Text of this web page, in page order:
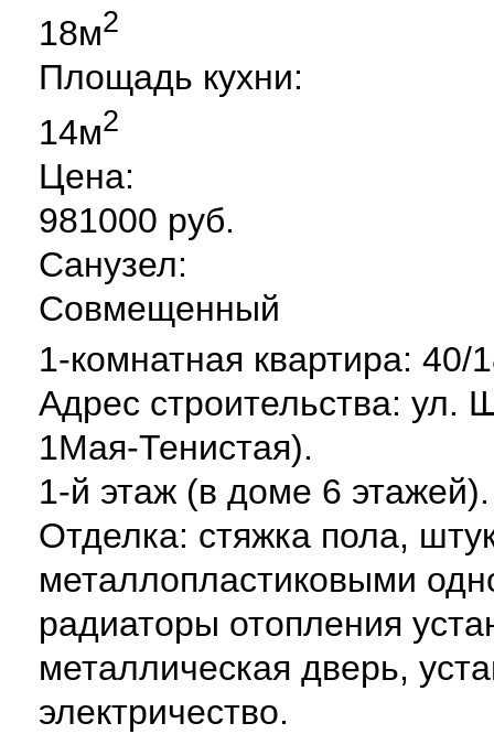
18м2
Площадь кухни:
14м2
Цена:
981000 руб.
Санузел:
Совмещенный
1-комнатная квартира: 40/
Адрес строительства:
1Мая-Тенистая).
1-й этаж (в доме 6
Отделка: стяжка пола,
металлопластиковыми
радиаторы отопления
металлическая дверь,
электричество.